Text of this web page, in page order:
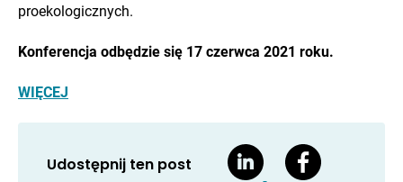
proekologicznych.
Konferencja odbędzie się 17 czerwca 2021 roku.
WIĘCEJ
Udostępnij ten post